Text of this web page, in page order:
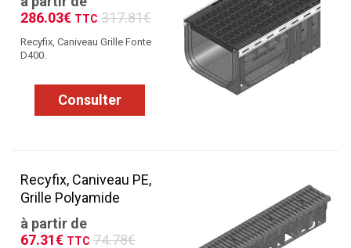
286.03€ TTC 317.81€
Recyfix, Caniveau Grille Fonte
D400.
Consulter
Recyfix, Caniveau PE,
Grille Polyamide
à partir de
67.31€ TTC 74.78€